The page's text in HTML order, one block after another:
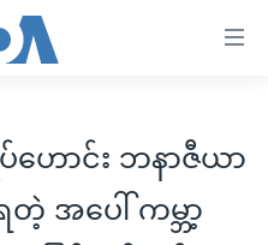
ပ်ဟောင်း ဘနာဇီယာ
အပေါ် ကမ္ဘာ့